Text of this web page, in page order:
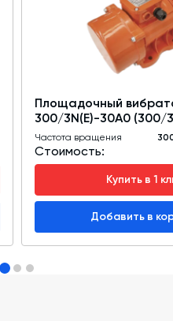
Площадочный
300/3N(E)-30A0 (300/
Частота вращения
Стоимость:
Купить в 1
Добавить в